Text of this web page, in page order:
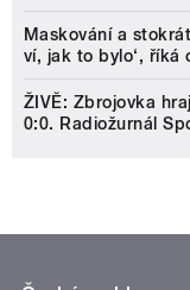
Maskování a
ví, jak to bylo‘, říká
ŽIVĚ: Zbrojovka
0:0. Radiožurnál